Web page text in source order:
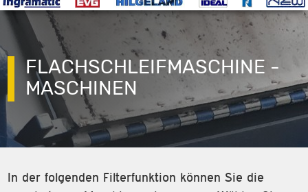
FLACHSCHLEIFMASCHINE -
MASCHINEN
In der folgenden Filterfunktion können Sie die